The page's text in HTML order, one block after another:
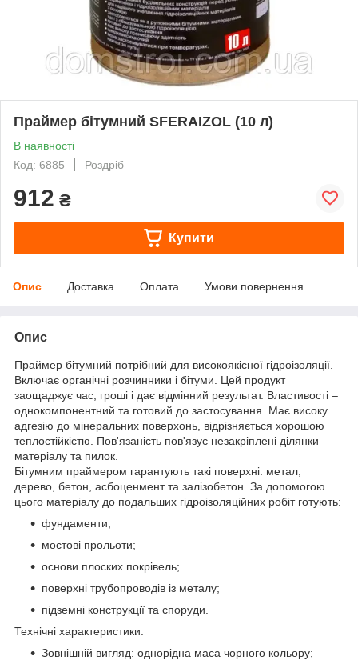
Праймер бітумний SFERAIZOL (10 л)
В наявності
Код: 6885
Роздріб
912 ₴
Купити
Опис Доставка Оплата Умови повернення
Опис
Праймер бітумний потрібний для високоякісної гідроізоляції.
Включає органічні розчинники і бітуми. Цей продукт
заощаджує час, гроші і дає відмінний результат. Властивості –
однокомпонентний та готовий до застосування. Має високу
адгезію до мінеральних поверхонь, відрізняється хорошою
теплостійкістю. Пов'язаність пов'язує незакріплені ділянки
матеріалу та пилок.
Бітумним праймером гарантують такі поверхні: метал,
дерево, бетон, асбоценмент та залізобетон. За допомогою
цього матеріалу до подальших гідроізоляційних робіт готують:
фундаменти;
мостові прольоти;
основи плоских покрівель;
поверхні трубопроводів із металу;
підземні конструкції та споруди.
Технічні характеристики:
Зовнішній вигляд: однорідна маса чорного кольору;